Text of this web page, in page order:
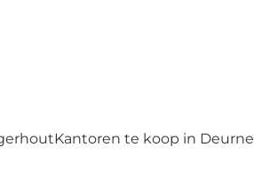
Kantoren te koop in Deurne